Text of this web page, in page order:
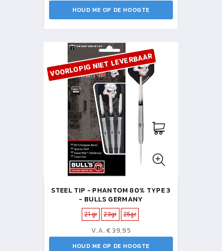
HOUD ME OP DE HOOGTE
VOORLOPIG NIET LEVERBAAR
STEEL TIP - PHANTOM 80% TYPE 3
- BULLS GERMANY
21gr 23gr 25gr
V.A. € 39,95
HOUD ME OP DE HOOGTE